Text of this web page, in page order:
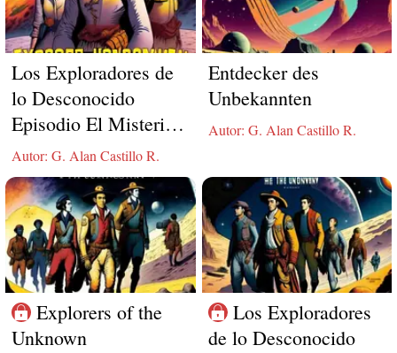
Autor: G. Alan Castillo R.
Los Exploradores de
lo Desconocido
Episodio El Misterio
de la Estrella
Extinguida
Autor: G. Alan Castillo R.
Entdecker des
Unbekannten
Explorers of the
Unknown
Los Exploradores
de lo Desconocido